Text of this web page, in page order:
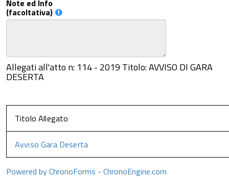
Note ed Info
(facoltativa)
Allegati all'atto n: 114 - 2019 Titolo: AVVISO DI GARA
DESERTA
Titolo Allegato
Avviso Gara Deserta
Powered by ChronoForms - ChronoEngine.com